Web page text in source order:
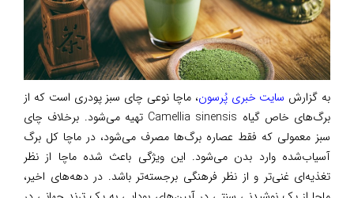
به گزارش سایت خبری پُرسون، ماچا نوعی چای سبز پودری است که از
برگ‌های خاص گیاه Camellia sinensis تهیه می‌شود. برخلاف چای
سبز معمولی که فقط عصاره برگ‌ها مصرف می‌شود، در ماچا کل برگ
آسیاب‌شده وارد بدن می‌شود. این ویژگی باعث شده ماچا از نظر
تغذیه‌ای غنی‌تر و از نظر فرهنگی برجسته‌تر باشد. در دهه‌های اخیر،